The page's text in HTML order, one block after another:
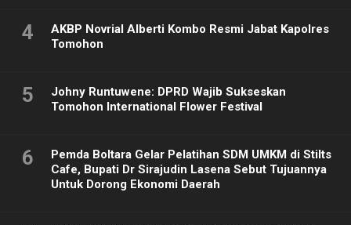
4
AKBP Novrial Alberti Kombo Resmi Jabat Kapolres
Tomohon
5
Johny Runtuwene: DPRD Wajib Sukseskan
Tomohon International Flower Festival
6
Pemda Boltara Gelar Pelatihan SDM UMKM di Stilts
Cafe, Bupati Dr Sirajudin Lasena Sebut Tujuannya
Untuk Dorong Ekonomi Daerah